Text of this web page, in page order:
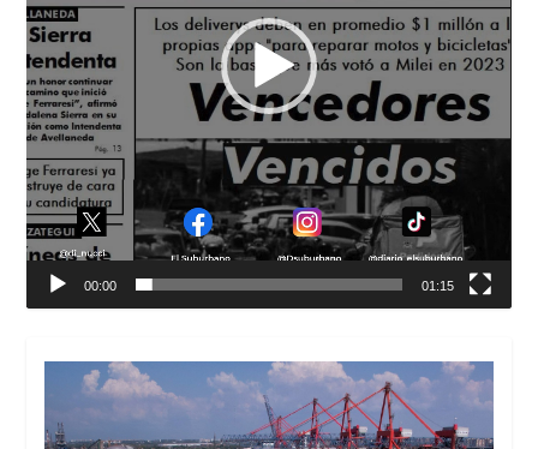
00:00 01:15